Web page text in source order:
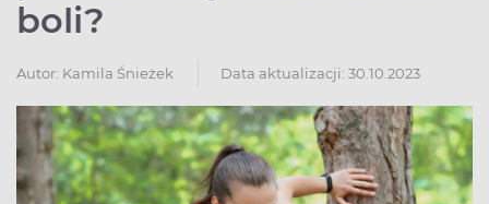
boli?
Autor: Kamila Śnieżek Data aktualizacji: 30.10.2023